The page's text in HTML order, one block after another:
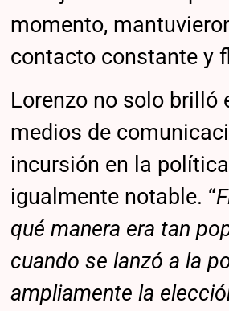
momento,
contacto constante y
Lorenzo no solo brilló
medios de
incursión en la
igualmente notable. “
qué manera era tan
cuando se lanzó a la
ampliamente la